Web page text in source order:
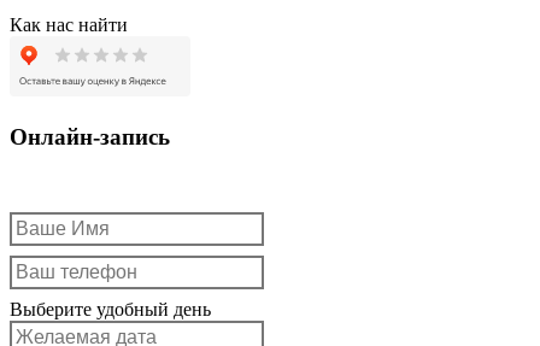
Как нас найти
Онлайн-запись
Выберите удобный день